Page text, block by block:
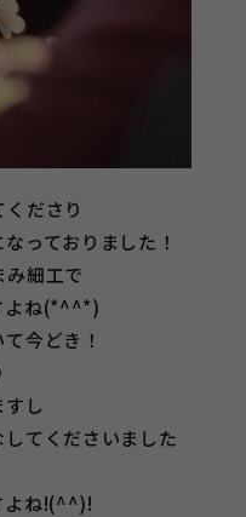
ださり
っておりました！
細工で
よね(*^^*)
今どき！
すし
てくださいました
よね!(^^)!